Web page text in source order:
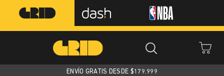
ENVÍO GRATIS DESDE $179.999